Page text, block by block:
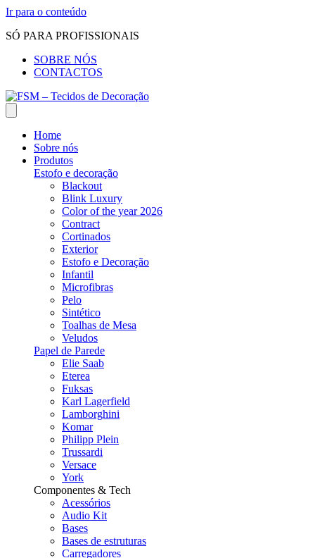
Ir para o conteúdo
SÓ PARA PROFISSIONAIS
SOBRE NÓS
CONTACTOS
Home
Sobre nós
Produtos
Estofo e decoração
Blackout
Blink Luxury
Color of the year 2026
Contract
Cortinados
Exterior
Estofo e Decoração
Infantil
Microfibras
Pelo
Sintético
Toalhas de Mesa
Veludos
Papel de Parede
Elie Saab
Eterea
Fuksas
Karl Lagerfield
Lamborghini
Komar
Philipp Plein
Trussardi
Versace
York
Componentes & Tech
Acessórios
Audio Kit
Bases
Bases de estruturas
Carregadores